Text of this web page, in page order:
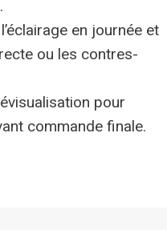
en journée et
ou les contres-
pour
commande finale.